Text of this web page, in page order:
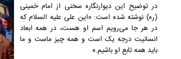
در توضیح این دیوارنگاره سخنی از امام خمینی
(ره) نوشته شده است: «این علی علیه السلام که
در هر جا می‌رویم اسم او هست، در همه ابعاد
انسانیت درجه یک است و همه چیز ماست و ما
باید همه تابع او باشیم.»